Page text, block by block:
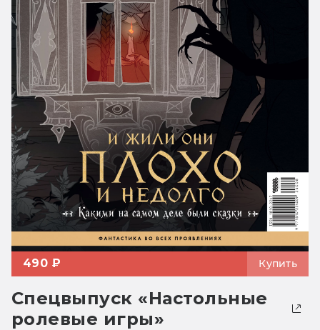
490 ₽ Купить
Спецвыпуск «Настольные
ролевые игры»